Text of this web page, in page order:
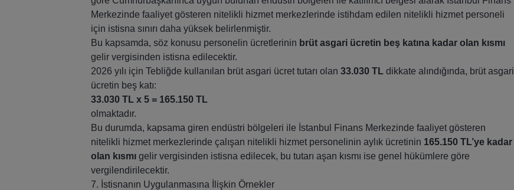
Merkezinde faaliyet gösteren nitelikli hizmet merkezlerinde istihdam edilen nitelikli hizmet personeli
için istisna sınırı daha yüksek belirlenmiştir.
Bu kapsamda, söz konusu personelin ücretlerinin brüt asgari ücretin beş katına kadar olan kısmı
gelir vergisinden istisna edilecektir.
2026 yılı için Tebliğde kullanılan brüt asgari ücret tutarı olan 33.030 TL dikkate alındığında, brüt asgari
ücretin beş katı:
33.030 TL x 5 = 165.150 TL
olmaktadır.
Bu durumda, kapsama giren endüstri bölgeleri ile İstanbul Finans Merkezinde faaliyet gösteren
nitelikli hizmet merkezlerinde çalışan nitelikli hizmet personelinin aylık ücretinin 165.150 TL’ye kadar
olan kısmıgelir vergisinden istisna edilecek, bu tutarı aşan kısmı ise genel hükümlere göre
vergilendirilecektir.
7. İstisnanın Uygulanmasına İlişkin Örnekler